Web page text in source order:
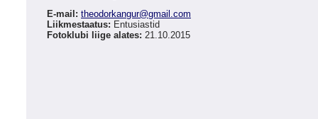
E-mail: theodorkangur@gmail.com
Liikmestaatus: Entusiastid
Fotoklubi liige alates: 21.10.2015